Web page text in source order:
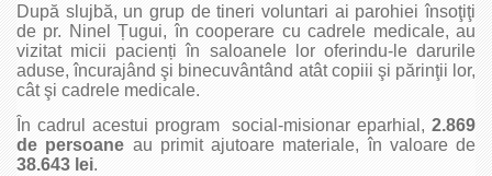
După slujbă, un grup de tineri voluntari ai parohiei însoţiţi
de pr. Ninel Țugui, în cooperare cu cadrele medicale, au
vizitat micii pacienți în saloanele lor oferindu‑le darurile
aduse, încurajând şi binecuvântând atât copiii şi părinţii lor,
cât şi cadrele medicale.
În cadrul acestui program social‑misionar eparhial, 2.869
de persoane au primit ajutoare materiale, în valoare de
38.643 lei.